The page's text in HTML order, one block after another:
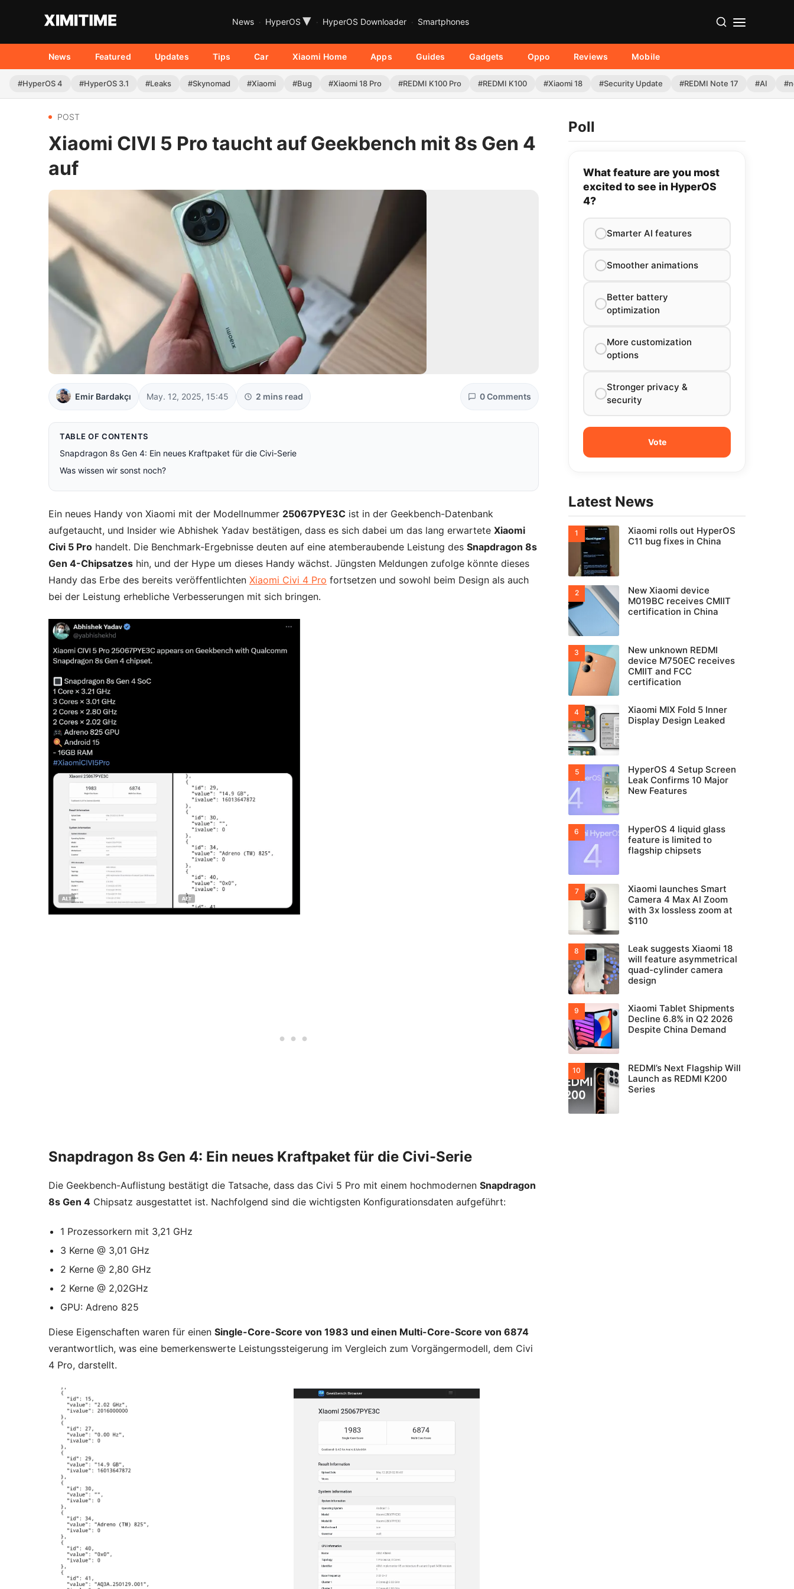
News HyperOS ▾ HyperOS Downloader Smartphones
News Featured Updates Tips Car Xiaomi Home Apps Guides Gadgets Oppo Reviews Mobile
#HyperOS 4 #HyperOS 3.1 #Leaks #Skynomad #Xiaomi #Bug #Xiaomi 18 Pro #REDMI K100 Pro #REDMI K100 #Xiaomi 18 #Security Update #REDMI Note 17 #AI
POST
Xiaomi CIVI 5 Pro taucht auf Geekbench mit 8s Gen 4
auf
Emir Bardakçı May. 12, 2025, 15:45 2 mins read 0 Comments
TABLE OF CONTENTS
Snapdragon 8s Gen 4: Ein neues Kraftpaket für die Civi-Serie
Was wissen wir sonst noch?
Ein neues Handy von Xiaomi mit der Modellnummer 25067PYE3C ist in der Geekbench-Datenbank
aufgetaucht, und Insider wie Abhishek Yadav bestätigen, dass es sich dabei um das lang erwartete Xiaomi
Civi 5 Pro handelt. Die Benchmark-Ergebnisse deuten auf eine atemberaubende Leistung des Snapdragon 8s
Gen 4-Chipsatzes hin, und der Hype um dieses Handy wächst. Jüngsten Meldungen zufolge könnte dieses
Handy das Erbe des bereits veröffentlichten Xiaomi Civi 4 Pro fortsetzen und sowohl beim Design als auch
bei der Leistung erhebliche Verbesserungen mit sich bringen.
Snapdragon 8s Gen 4: Ein neues Kraftpaket für die Civi-Serie
Die Geekbench-Auflistung bestätigt die Tatsache, dass das Civi 5 Pro mit einem hochmodernen Snapdragon
8s Gen 4 Chipsatz ausgestattet ist. Nachfolgend sind die wichtigsten Konfigurationsdaten aufgeführt:
1 Prozessorkern mit 3,21 GHz
3 Kerne @ 3,01 GHz
2 Kerne @ 2,80 GHz
2 Kerne @ 2,02GHz
GPU: Adreno 825
Diese Eigenschaften waren für einen Single-Core-Score von 1983 und einen Multi-Core-Score von 6874
verantwortlich, was eine bemerkenswerte Leistungssteigerung im Vergleich zum Vorgängermodell, dem Civi
4 Pro, darstellt.
Poll
What feature are you most
excited to see in HyperOS
4?
Smarter AI features
Smoother animations
Better battery
optimization
More customization
options
Stronger privacy &
security
Latest News
Xiaomi rolls out HyperOS
C11 bug fixes in China
New Xiaomi device
M019BC receives CMIIT
certification in China
New unknown REDMI
device M750EC receives
CMIIT and FCC
certification
Xiaomi MIX Fold 5 Inner
Display Design Leaked
HyperOS 4 Setup Screen
Leak Confirms 10 Major
New Features
HyperOS 4 liquid glass
feature is limited to
flagship chipsets
Xiaomi launches Smart
Camera 4 Max AI Zoom
with 3x lossless zoom at
$110
Leak suggests Xiaomi 18
will feature asymmetrical
quad-cylinder camera
design
Xiaomi Tablet Shipments
Decline 6.8% in Q2 2026
Despite China Demand
REDMI’s Next Flagship Will
Launch as REDMI K200
Series